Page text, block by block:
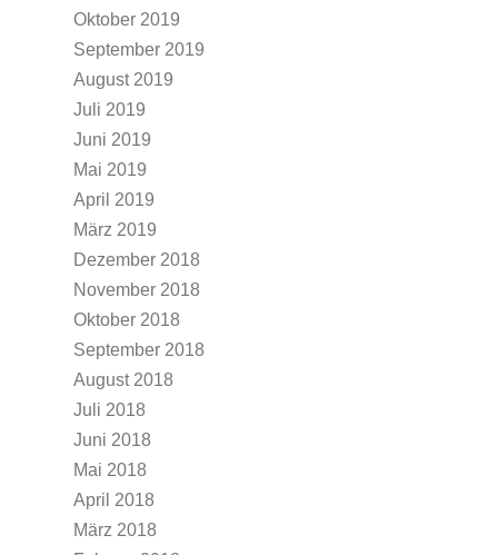
Oktober 2019
September 2019
August 2019
Juli 2019
Juni 2019
Mai 2019
April 2019
März 2019
Dezember 2018
November 2018
Oktober 2018
September 2018
August 2018
Juli 2018
Juni 2018
Mai 2018
April 2018
März 2018